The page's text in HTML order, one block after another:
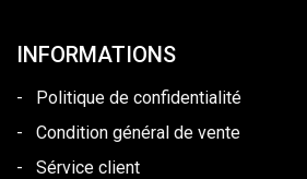
INFORMATIONS
-
Politique de confidentialité
-
Condition général de vente
-
Sérvice client